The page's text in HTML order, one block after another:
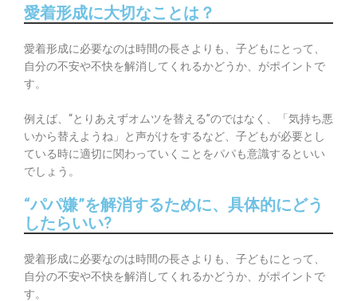
愛着形成に大切なことは？
愛着形成に必要なのは時間の長さよりも、子どもにとって、
自分の不安や不快を解消してくれるかどうか、がポイントで
す。
例えば、“とりあえずオムツを替える”のではなく、「気持ち悪
いから替えようね」と声がけをするなど、子どもが必要とし
ている時に適切に関わっていくことをパパも意識するといい
でしょう。
“パパ嫌”を解消するために、具体的にどう
したらいい?
愛着形成に必要なのは時間の長さよりも、子どもにとって、
自分の不安や不快を解消してくれるかどうか、がポイントで
す。